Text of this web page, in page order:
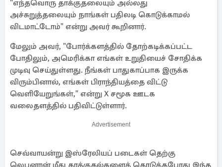
"எந்தவொரு தாக்குதலையும் அல்லது
அச்சுறுத்தலையும் நாங்கள் பதிலடி கொடுக்காமல்
விடமாட்டோம்" என்று அவர் கூறினார்.
மேலும் அவர், "போர்க்களத்தில் தோற்கடிக்கப்பட்ட
போதிலும், அமெரிக்கா எங்கள் உறுதியைச் சோதிக்க
முடிவு செய்துள்ளது. நீங்கள் பாதுகாப்பாக இருக்க
விரும்பினால், எங்கள் பிராந்தியத்தை விட்டு
வெளியேறுங்கள்," என்று X சமூக ஊடக
வலைதளத்தில் பதிவிட்டுள்ளார்.
Advertisement
செவ்வாயன்று இஸ்ரேலியப் படைகள் தெற்கு
லெபனான் மீது தாக்குதல்களைத் தொடுத்தபோது இந்த